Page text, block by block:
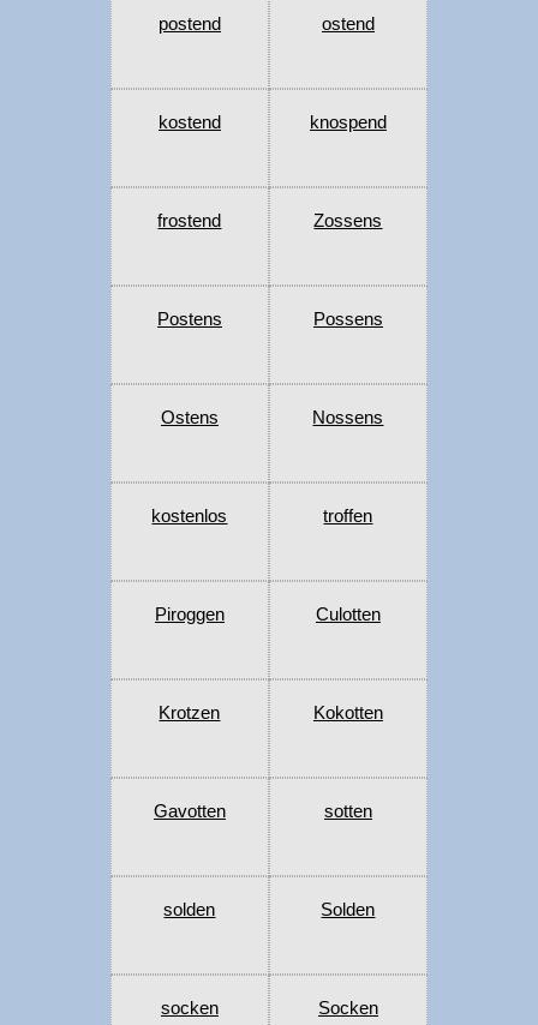
postend ostend
kostend knospend
frostend Zossens
Postens Possens
Ostens Nossens
kostenlos troffen
Piroggen Culotten
Krotzen Kokotten
Gavotten sotten
solden Solden
socken Socken